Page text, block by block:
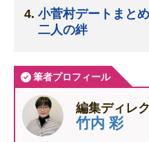
小菅村デートまと
二人の絆
筆者プロフィール
編集ディレ
竹内 彩